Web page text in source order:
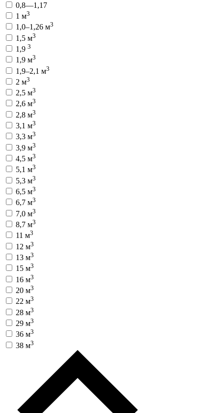
0,8—1,17
1 м3
1,0–1,26 м3
1,5 м3
1,9 3
1,9 м3
1,9–2,1 м3
2 м3
2,5 м3
2,6 м3
2,8 м3
3,1 м3
3,3 м3
3,9 м3
4,5 м3
5,1 м3
5,3 м3
6,5 м3
6,7 м3
7,0 м3
8,7 м3
11 м3
12 м3
13 м3
15 м3
16 м3
20 м3
22 м3
28 м3
29 м3
36 м3
38 м3